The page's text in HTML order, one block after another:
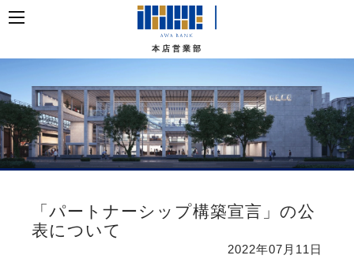
本店営業部
「パートナーシップ構築宣言」の公
表について
2022年07月11日